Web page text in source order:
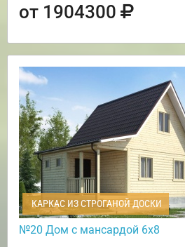
от 1904300
КАРКАС ИЗ СТРОГАНОЙ ДОСКИ
№20 Дом с мансардой 6х8